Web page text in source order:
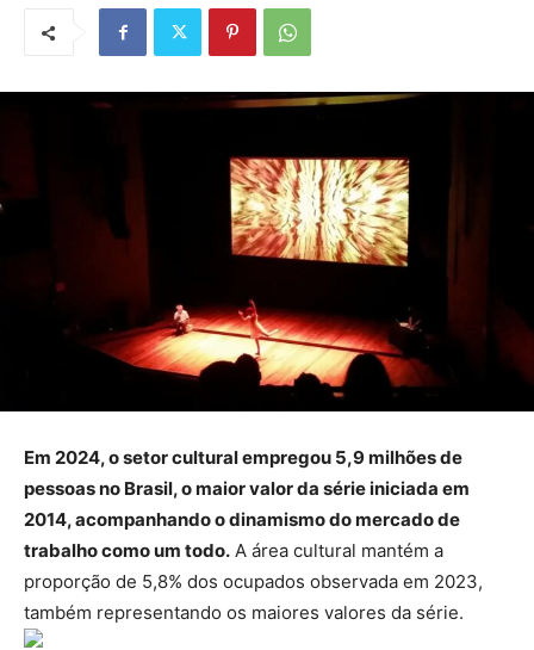
Em 2024, o setor cultural empregou 5,9 milhões de
pessoas no Brasil, o maior valor da série iniciada em
2014, acompanhando o dinamismo do mercado de
trabalho como um todo. A área cultural mantém a
proporção de 5,8% dos ocupados observada em 2023,
também representando os maiores valores da série.